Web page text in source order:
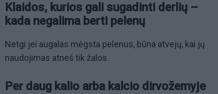
Klaidos, kurios gali sugadinti derlių –
kada negalima berti pelenų
Netgi jei augalas mėgsta pelenus, būna atvejų, kai jų
naudojimas atneš tik žalos.
Per daug kalio arba kalcio dirvožemyje